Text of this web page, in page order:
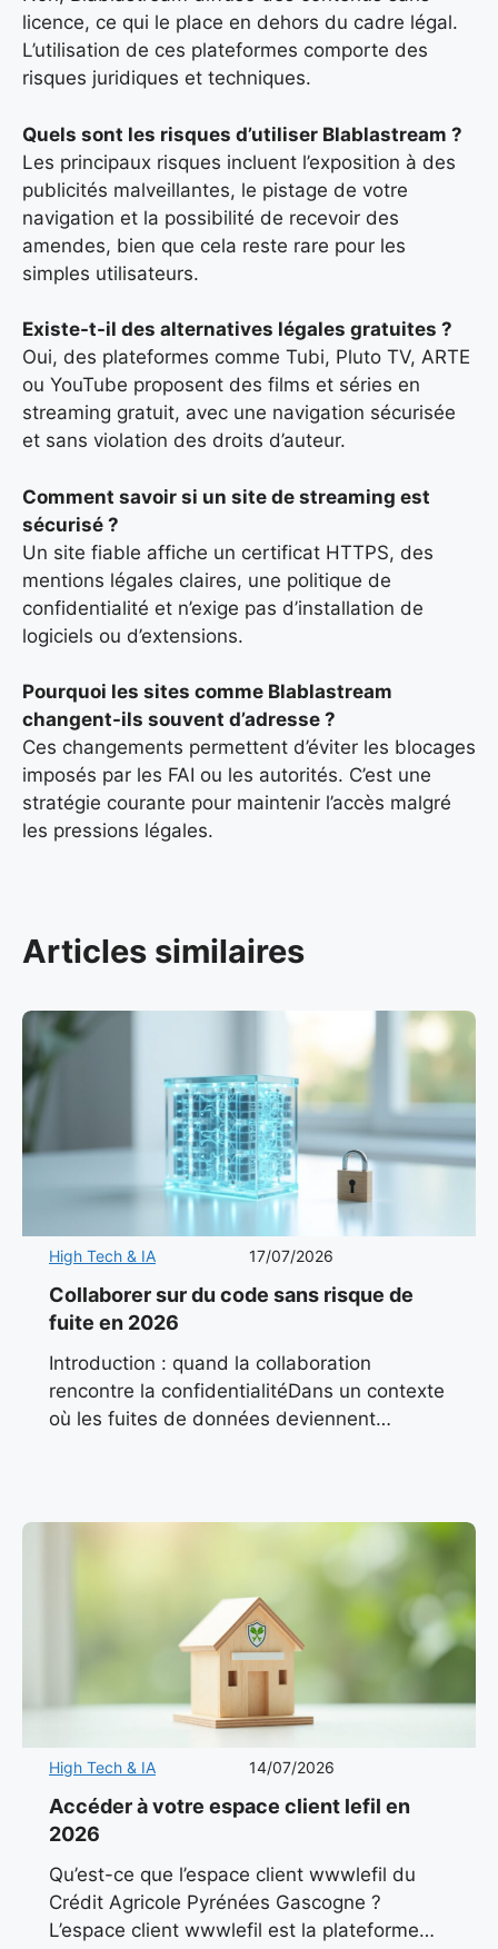
licence, ce qui le place en dehors du cadre légal.
L’utilisation de ces plateformes comporte des
risques juridiques et techniques.
Quels sont les risques d’utiliser Blablastream ?
Les principaux risques incluent l’exposition à des
publicités malveillantes, le pistage de votre
navigation et la possibilité de recevoir des
amendes, bien que cela reste rare pour les
simples utilisateurs.
Existe-t-il des alternatives légales gratuites ?
Oui, des plateformes comme Tubi, Pluto TV, ARTE
ou YouTube proposent des films et séries en
streaming gratuit, avec une navigation sécurisée
et sans violation des droits d’auteur.
Comment savoir si un site de streaming est
sécurisé ?
Un site fiable affiche un certificat HTTPS, des
mentions légales claires, une politique de
confidentialité et n’exige pas d’installation de
logiciels ou d’extensions.
Pourquoi les sites comme Blablastream
changent-ils souvent d’adresse ?
Ces changements permettent d’éviter les blocages
imposés par les FAI ou les autorités. C’est une
stratégie courante pour maintenir l’accès malgré
les pressions légales.
Articles similaires
High Tech & IA 17/07/2026
Collaborer sur du code sans risque de
fuite en 2026
Introduction : quand la collaboration
rencontre la confidentialitéDans un contexte
où les fuites de données deviennent
High Tech & IA 14/07/2026
Accéder à votre espace client lefil en
2026
Qu’est-ce que l’espace client wwwlefil du
Crédit Agricole Pyrénées Gascogne ?
L’espace client wwwlefil est la plateforme